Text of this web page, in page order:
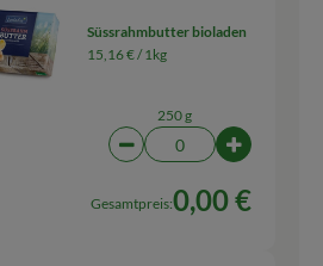
Süssrahmbutter bioladen
15,16 € /1kg
250 g
Artikelanzahl
Gesamtpreis:0,00 €